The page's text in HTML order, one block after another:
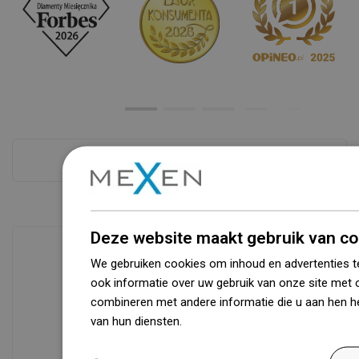
Zie alles
Beschikbaarheid van goederen
Een modern logistiek centrum met een
oppervlakte van 31.000 m² met meer
Deze website maakt gebruik van
We gebruiken cookies om inhoud en advertenties
ook informatie over uw gebruik van onze site met
combineren met andere informatie die u aan hen
van hun diensten.